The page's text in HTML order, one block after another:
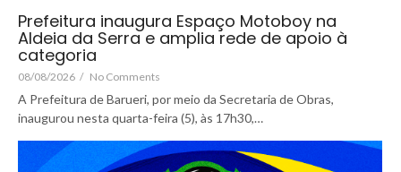
Prefeitura inaugura Espaço Motoboy na
Aldeia da Serra e amplia rede de apoio à
categoria
08/08/2026 / No Comments
A Prefeitura de Barueri, por meio da Secretaria de Obras,
inaugurou nesta quarta-feira (5), às 17h30,…